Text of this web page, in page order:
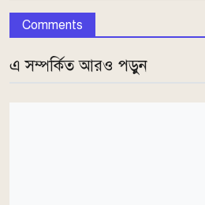
Comments
এ সম্পর্কিত আরও পড়ুন